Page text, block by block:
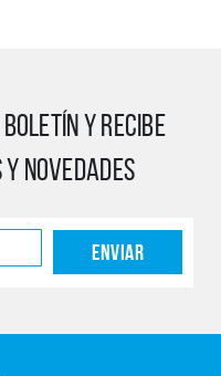
Y RECIBE
NOVEDADES
Enviar